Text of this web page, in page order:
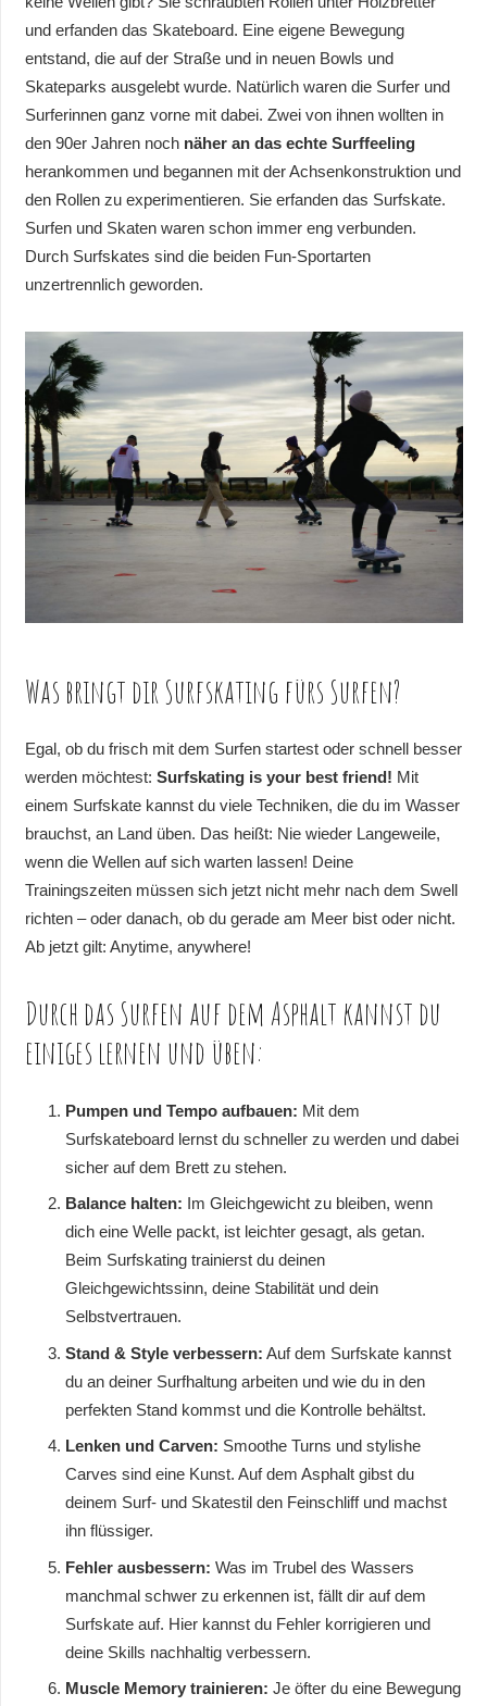
und erfanden das Skateboard. Eine eigene Bewegung
entstand, die auf der Straße und in neuen Bowls und
Skateparks ausgelebt wurde. Natürlich waren die Surfer und
Surferinnen ganz vorne mit dabei. Zwei von ihnen wollten in
den 90er Jahren noch näher an das echte Surffeeling
herankommen und begannen mit der Achsenkonstruktion und
den Rollen zu experimentieren. Sie erfanden das Surfskate.
Surfen und Skaten waren schon immer eng verbunden.
Durch Surfskates sind die beiden Fun-Sportarten
unzertrennlich geworden.
Was bringt dir Surfskating fürs Surfen?
Egal, ob du frisch mit dem Surfen startest oder schnell besser
werden möchtest: Surfskating is your best friend! Mit
einem Surfskate kannst du viele Techniken, die du im Wasser
brauchst, an Land üben. Das heißt: Nie wieder Langeweile,
wenn die Wellen auf sich warten lassen! Deine
Trainingszeiten müssen sich jetzt nicht mehr nach dem Swell
richten – oder danach, ob du gerade am Meer bist oder nicht.
Ab jetzt gilt: Anytime, anywhere!
Durch das Surfen auf dem Asphalt kannst du
einiges lernen und üben:
Pumpen und Tempo aufbauen: Mit dem
Surfskateboard lernst du schneller zu werden und dabei
sicher auf dem Brett zu stehen.
Balance halten: Im Gleichgewicht zu bleiben, wenn
dich eine Welle packt, ist leichter gesagt, als getan.
Beim Surfskating trainierst du deinen
Gleichgewichtssinn, deine Stabilität und dein
Selbstvertrauen.
Stand & Style verbessern: Auf dem Surfskate kannst
du an deiner Surfhaltung arbeiten und wie du in den
perfekten Stand kommst und die Kontrolle behältst.
Lenken und Carven: Smoothe Turns und stylishe
Carves sind eine Kunst. Auf dem Asphalt gibst du
deinem Surf- und Skatestil den Feinschliff und machst
ihn flüssiger.
Fehler ausbessern: Was im Trubel des Wassers
manchmal schwer zu erkennen ist, fällt dir auf dem
Surfskate auf. Hier kannst du Fehler korrigieren und
deine Skills nachhaltig verbessern.
Muscle Memory trainieren: Je öfter du eine Bewegung